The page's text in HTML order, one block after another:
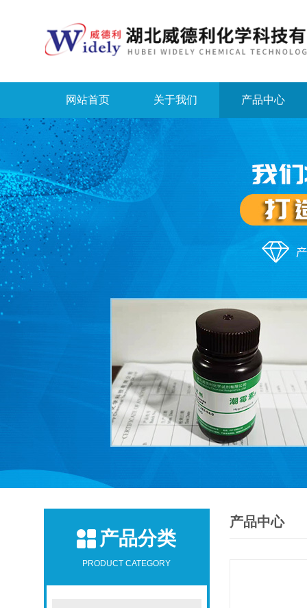
网站首页 关于我们 产品中心
产品分类
PRODUCT CATEGORY
产品中心